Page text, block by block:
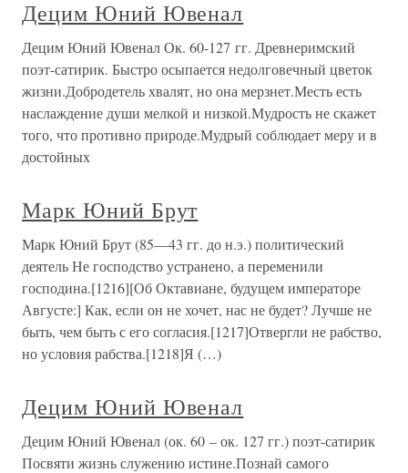
Децим Юний Ювенал
Децим Юний Ювенал Ок. 60-127 гг. Древнеримский
поэт-сатирик. Быстро осыпается недолговечный цветок
жизни.Добродетель хвалят, но она мерзнет.Месть есть
наслаждение души мелкой и низкой.Мудрость не скажет
того, что противно природе.Мудрый соблюдает меру и в
достойных
Марк Юний Брут
Марк Юний Брут (85—43 гг. до н.э.) политический
деятель Не господство устранено, а переменили
господина.[1216][Об Октавиане, будущем императоре
Августе:] Как, если он не хочет, нас не будет? Лучше не
быть, чем быть с его согласия.[1217]Отвергли не рабство,
но условия рабства.[1218]Я (…)
Децим Юний Ювенал
Децим Юний Ювенал (ок. 60 – ок. 127 гг.) поэт-сатирик
Посвяти жизнь служению истине.Познай самого